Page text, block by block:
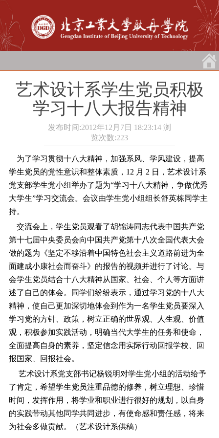
艺术设计系学生党员积极
学习十八大报告精神
发布时间:2012年12月7日 18:23:14 浏
览次数:223
为了学习贯彻十八大精神，加强系风、学风建设，提高
学生党员的党性意识和整体素质，12 月 2 日，艺术设计系
党支部学生党小组举办了题为“学习十八大精神，争做优秀
大学生”学习交流会。会议由学生党小组组长舒英栋同学主
持。
交流会上，学生党员观看了胡锦涛同志代表中国共产党
第十七届中央委员会向中国共产党第十八次全国代表大会
做的题为《坚定不移沿着中国特色社会主义道路前进为全
面建成小康社会而奋斗》的报告的视频并进行了讨论。与
会学生党员结合十八大精神从国家、社会、个人等方面讲
述了自己的体会。同学们纷纷表示，通过学习党的十八大
精神，使自己更加深切地体会到作为一名学生党员要深入
学习党的方针、政策，树立正确的世界观、人生观、价值
观，积极参加实践活动，明确当代大学生的任务和使命，
全面提高自身的素养，坚定信念用实际行动回报学校、回
报国家、回报社会。
艺术设计系党支部书记杨锐明对学生党小组的活动给予
了肯定，希望学生党员注重品德的修养，树立理想、珍惜
时间，发挥作用，将学业和职业进行很好的规划，以自身
的实践带动其他同学共同进步，有使命感和责任感，将来
为社会多做贡献。（艺术设计系供稿）